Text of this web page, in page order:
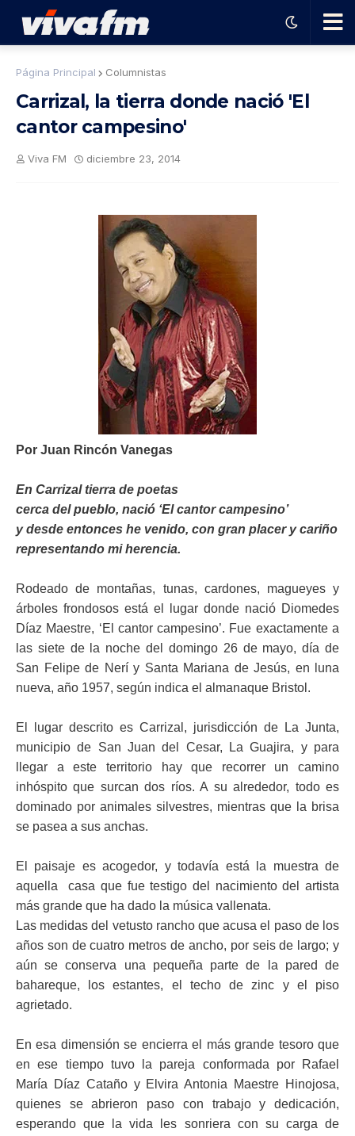
Ha
Página Principal Columnistas
Carrizal, la tierra donde nació 'El
cantor campesino'
Viva FM diciembre 23, 2014
Por Juan Rincón Vanegas
En Carrizal tierra de poetas
cerca del pueblo, nació ‘El cantor campesino’
y desde entonces he venido, con gran placer y cariño
representando mi herencia.
Rodeado de montañas, tunas, cardones, magueyes y
árboles frondosos está el lugar donde nació Diomedes
Díaz Maestre, ‘El cantor campesino’. Fue exactamente a
las siete de la noche del domingo 26 de mayo, día de
San Felipe de Nerí y Santa Mariana de Jesús, en luna
nueva, año 1957, según indica el almanaque Bristol.
El lugar descrito es Carrizal, jurisdicción de La Junta,
municipio de San Juan del Cesar, La Guajira, y para
llegar a este territorio hay que recorrer un camino
inhóspito que surcan dos ríos. A su alrededor, todo es
dominado por animales silvestres, mientras que la brisa
se pasea a sus anchas.
El paisaje es acogedor, y todavía está la muestra de
aquella casa que fue testigo del nacimiento del artista
más grande que ha dado la música vallenata.
Las medidas del vetusto rancho que acusa el paso de los
años son de cuatro metros de ancho, por seis de largo; y
aún se conserva una pequeña parte de la pared de
bahareque, los estantes, el techo de zinc y el piso
agrietado.
En esa dimensión se encierra el más grande tesoro que
en ese tiempo tuvo la pareja conformada por Rafael
María Díaz Cataño y Elvira Antonia Maestre Hinojosa,
quienes se abrieron paso con trabajo y dedicación,
esperando que la vida les sonriera con su carga de